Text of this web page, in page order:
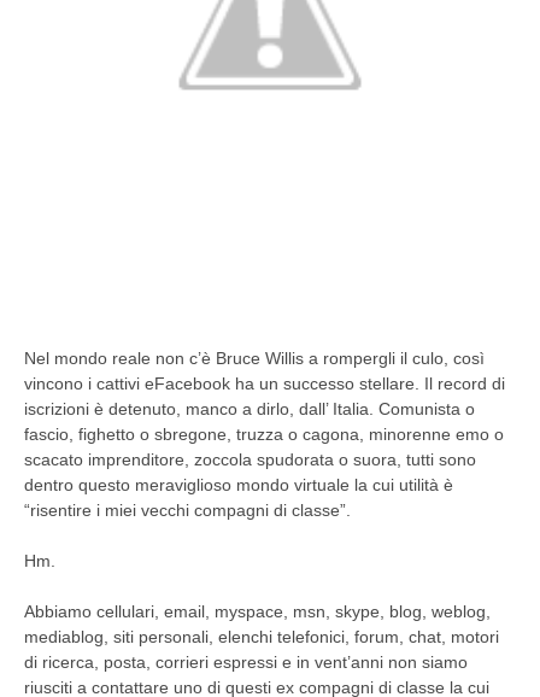
Nel mondo reale non c’è Bruce Willis a rompergli il culo, così
vincono i cattivi eFacebook ha un successo stellare. Il record di
iscrizioni è detenuto, manco a dirlo, dall’ Italia. Comunista o
fascio, fighetto o sbregone, truzza o cagona, minorenne emo o
scacato imprenditore, zoccola spudorata o suora, tutti sono
dentro questo meraviglioso mondo virtuale la cui utilità è
“risentire i miei vecchi compagni di classe”.
Hm.
Abbiamo cellulari, email, myspace, msn, skype, blog, weblog,
mediablog, siti personali, elenchi telefonici, forum, chat, motori
di ricerca, posta, corrieri espressi e in vent’anni non siamo
riusciti a contattare uno di questi ex compagni di classe la cui